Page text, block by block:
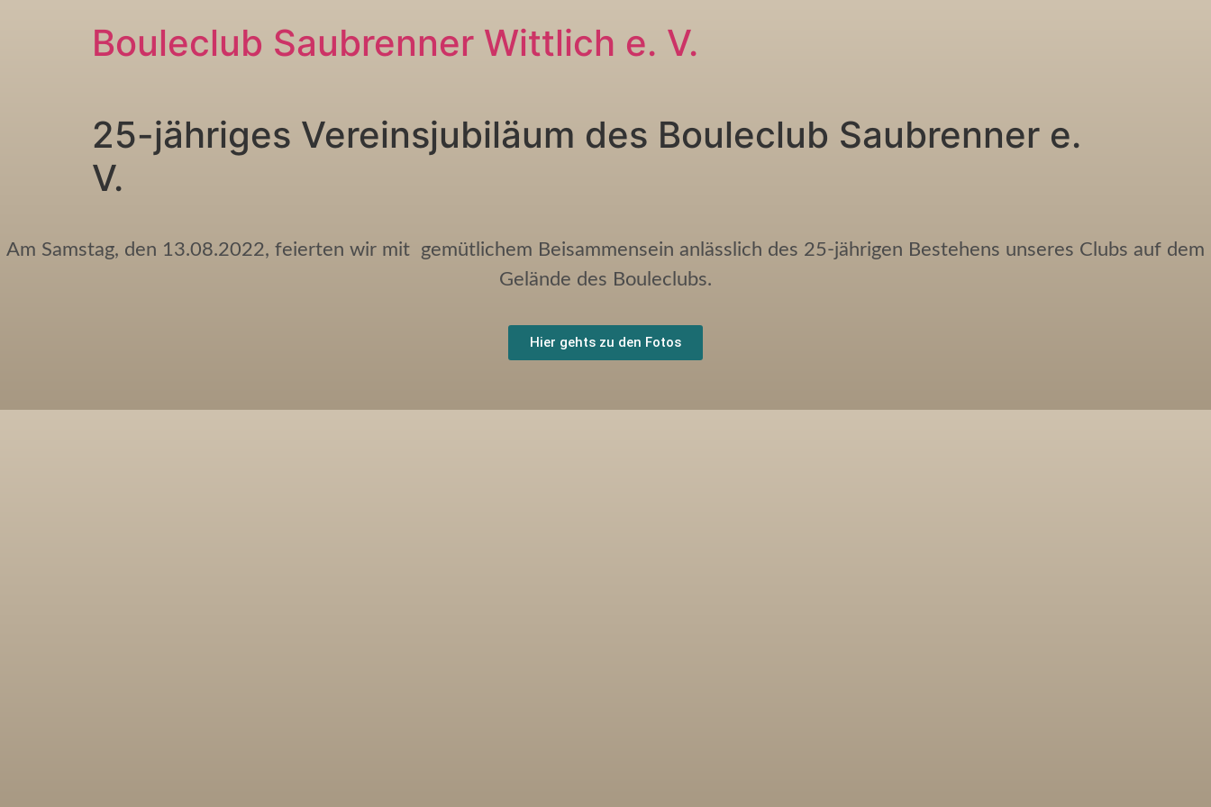
Bouleclub Saubrenner Wittlich e. V.
25-jähriges Vereinsjubiläum des Bouleclub Saubrenner e.
V.
Am Samstag, den 13.08.2022, feierten wir mit gemütlichem Beisammensein anlässlich des 25-jährigen Bestehens unseres Clubs auf dem
Gelände des Bouleclubs.
Hier gehts zu den Fotos